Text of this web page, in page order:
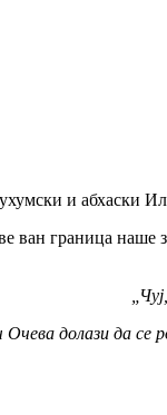
и абхаски
ван граница наше
Очева долази да се